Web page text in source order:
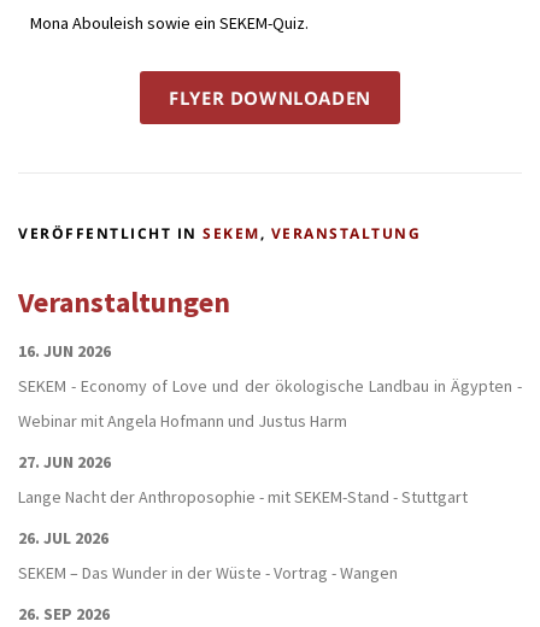
Mona Abouleish sowie ein SEKEM-Quiz.
FLYER DOWNLOADEN
VERÖFFENTLICHT IN SEKEM, VERANSTALTUNG
Veranstaltungen
16. JUN 2026
SEKEM - Economy of Love und der ökologische Landbau in Ägypten -
Webinar mit Angela Hofmann und Justus Harm
27. JUN 2026
Lange Nacht der Anthroposophie - mit SEKEM-Stand - Stuttgart
26. JUL 2026
SEKEM – Das Wunder in der Wüste - Vortrag - Wangen
26. SEP 2026